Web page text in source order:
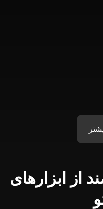
از ابزارهای